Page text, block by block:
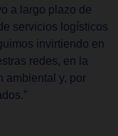
a largo plazo de
servicios logísticos
invirtiendo en
redes, en la
ambiental y, por